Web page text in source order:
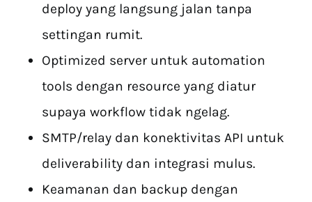
deploy yang langsung jalan tanpa
settingan rumit.
Optimized server untuk automation
tools dengan resource yang diatur
supaya workflow tidak ngelag.
SMTP/relay dan konektivitas API untuk
deliverability dan integrasi mulus.
Keamanan dan backup dengan